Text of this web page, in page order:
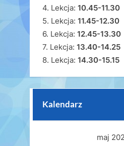
4. Lekcja: 10.45-11.30
5. Lekcja: 11.45-12.30
6. Lekcja: 12.45-13.30
7. Lekcja: 13.40-14.25
8. Lekcja: 14.30-15.15
Kalendarz
maj